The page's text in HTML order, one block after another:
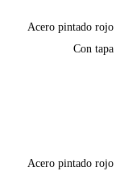
Acero pintado rojo
Con tapa
Acero pintado rojo